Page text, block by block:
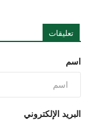
تعليقات
اسم
البريد الإلكتروني